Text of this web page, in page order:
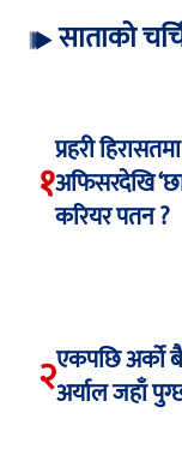
साताको
१
प्रहरी
अफिसरदेखि
करियर पतन ?
२एकपछि अर्को
अर्याल जहाँ